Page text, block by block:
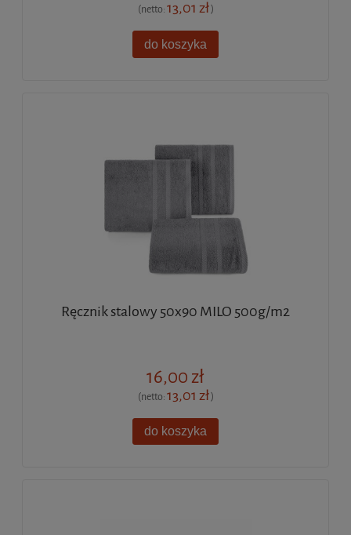
(netto:13,01 zł)
do koszyka
Ręcznik stalowy 50x90 MILO 500g/m2
16,00 zł
(netto:13,01 zł)
do koszyka